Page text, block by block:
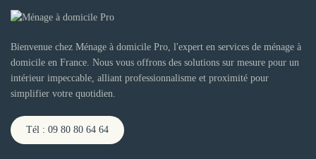
Bienvenue chez Ménage à domicile Pro, l'expert en services de ménage à
domicile en France. Nous vous offrons des solutions sur mesure pour un
intérieur impeccable, alliant professionnalisme et proximité pour
simplifier votre quotidien.
Tél : 09 80 80 64 64